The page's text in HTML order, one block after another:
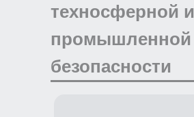
техносферной и
промышленной
безопасности